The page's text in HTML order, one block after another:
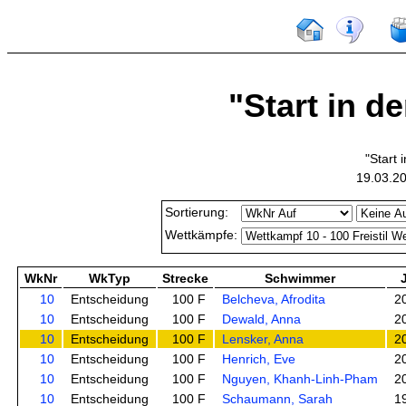
"Start in
"Start
Sortierung:
Wettkämpfe:
WkNr WkTyp Strecke Schwimmer
10
Entscheidung 100 F Belcheva, Afrodita
10
Entscheidung 100 F Dewald, Anna
10
Entscheidung 100 F Lensker, Anna
10
Entscheidung 100 F Henrich, Eve
10
Entscheidung 100 F Nguyen, Khanh-Linh-Pham
10
Entscheidung 100 F Schaumann, Sarah